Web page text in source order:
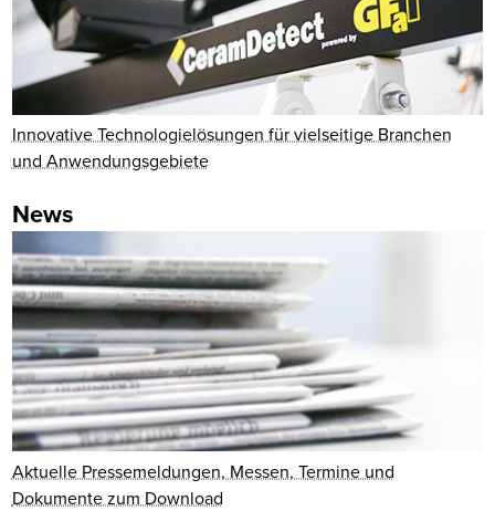
Innovative Technologielösungen für vielseitige Branchen
und Anwendungsgebiete
News
Aktuelle Pressemeldungen, Messen, Termine und
Dokumente zum Download